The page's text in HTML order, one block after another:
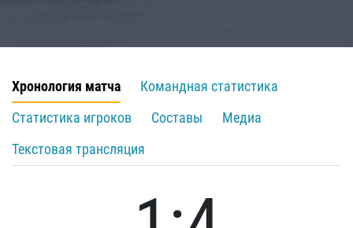
Хронология матча
Командная статистика
Статистика игроков
Составы
Медиа
Текстовая трансляция